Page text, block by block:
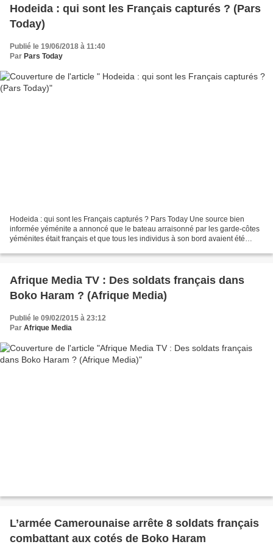
Hodeida : qui sont les Français capturés ? (Pars
Today)
Publié le 19/06/2018 à 11:40
Par Pars Today
Hodeida : qui sont les Français capturés ? Pars Today Une source bien
informée yéménite a annoncé que le bateau arraisonné par les garde-côtes
yéménites était français et que tous les individus à son bord avaient été
Afrique Media TV : Des soldats français dans
Boko Haram ? (Afrique Media)
Publié le 09/02/2015 à 23:12
Par Afrique Media
L’armée Camerounaise arrête 8 soldats français
combattant aux cotés de Boko Haram